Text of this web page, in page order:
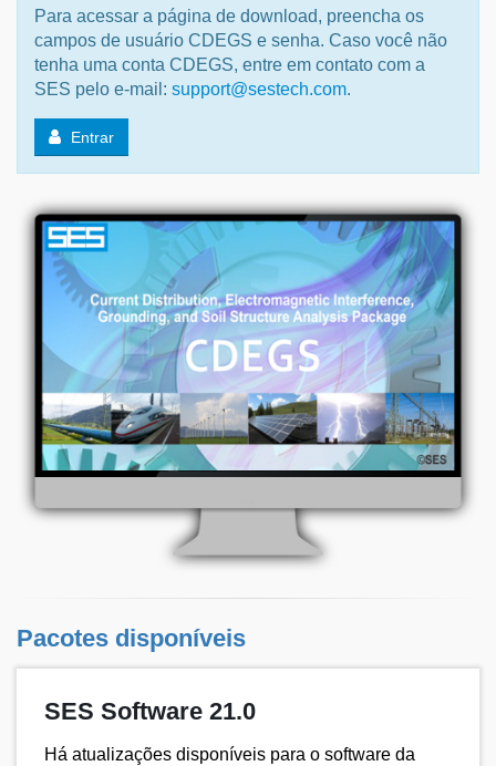
Para acessar a página de download, preencha os
campos de usuário CDEGS e senha. Caso você não
tenha uma conta CDEGS, entre em contato com a
SES pelo e-mail: support@sestech.com.
Entrar
Pacotes disponíveis
SES Software 21.0
Há atualizações disponíveis para o software da